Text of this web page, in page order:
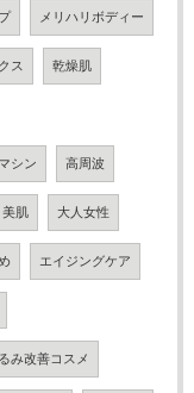
メリハリボディー
ス 乾燥肌
シン 高周波
美肌 大人女性
エイジングケア
み改善コスメ